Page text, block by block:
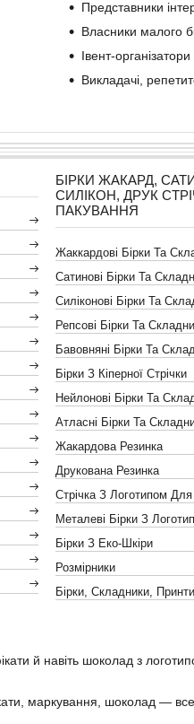
Представники
Власники малого
Івент-організатори
Викладачі,
БІРКИ ЖАКАРД,
СИЛІКОН, ДРУК
ПАКУВАННЯ
Жаккардові Бірки Та
Сатинові Бірки Та
Силіконові Бірки Та
Репсові Бірки Та
Бавовняні Бірки Та
Бірки З Кіперної Стрічки
Нейлонові Бірки Та
Атласні Бірки Та
Жакардова Резинка
Друкована Резинка
Стрічка З Логотипом
Металеві Бірки З
Бірки З Еко-Шкіри
Розмірники
Бірки, Складники,
й навіть шоколад з
маркування, шоколад —